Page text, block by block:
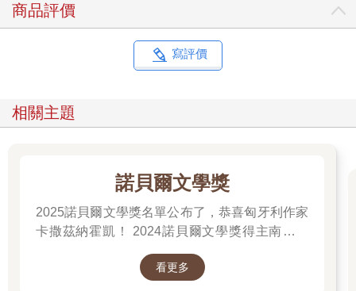
我的答案也許不在外頭
「什麼植物象徵夏日？」
一位畫家問我
我是嶄新二十一世紀的人造人
商品評價
寫評價
相關主題
諾貝爾文學獎
2025諾貝爾文學獎名單公布了，恭喜匈牙利作家
卡撒茲納霍凱！ 2024諾貝爾文學獎得主南韓女
看更多